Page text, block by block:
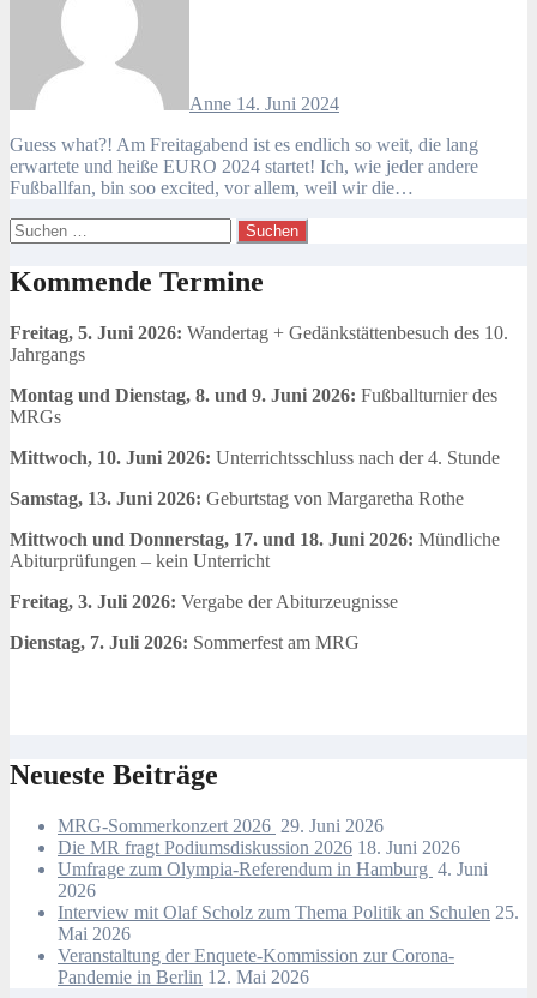
Anne 14. Juni 2024
Guess what?! Am Freitagabend ist es endlich so weit, die lang
erwartete und heiße EURO 2024 startet! Ich, wie jeder andere
Fußballfan, bin soo excited, vor allem, weil wir die…
Suchen
nach:
Kommende Termine
Freitag, 5. Juni 2026: Wandertag + Gedänkstättenbesuch des 10.
Jahrgangs
Montag und Dienstag, 8. und 9. Juni 2026: Fußballturnier des
MRGs
Mittwoch, 10. Juni 2026: Unterrichtsschluss nach der 4. Stunde
Samstag, 13. Juni 2026: Geburtstag von Margaretha Rothe
Mittwoch und Donnerstag, 17. und 18. Juni 2026: Mündliche
Abiturprüfungen – kein Unterricht
Freitag, 3. Juli 2026: Vergabe der Abiturzeugnisse
Dienstag, 7. Juli 2026: Sommerfest am MRG
Neueste Beiträge
MRG-Sommerkonzert 2026 29. Juni 2026
Die MR fragt Podiumsdiskussion 2026 18. Juni 2026
Umfrage zum Olympia-Referendum in Hamburg 4. Juni
2026
Interview mit Olaf Scholz zum Thema Politik an Schulen 25.
Mai 2026
Veranstaltung der Enquete-Kommission zur Corona-
Pandemie in Berlin 12. Mai 2026